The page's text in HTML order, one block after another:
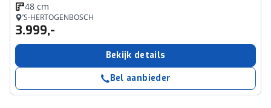
48 cm
’S-HERTOGENBOSCH
3.999,-
Bekijk details
Bel aanbieder